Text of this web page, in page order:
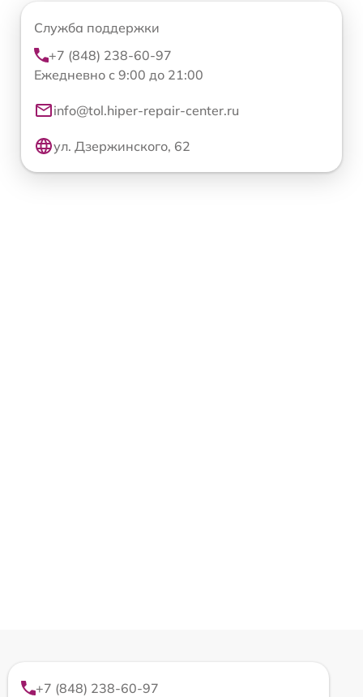
Служба поддержки
+7 (848) 238-60-97
Ежедневно с 9:00 до 21:00
info@tol.hiper-repair-center.ru
ул. Дзержинского, 62
+7 (848) 238-60-97